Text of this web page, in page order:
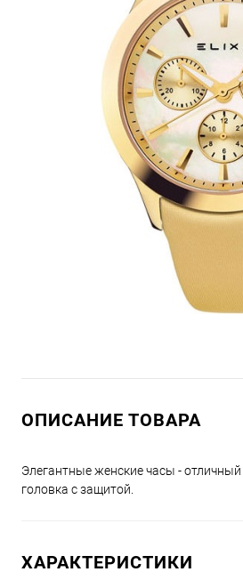
ОПИСАНИЕ ТОВАРА
Элегантные женские часы -
головка с защитой.
ХАРАКТЕРИСТИКИ